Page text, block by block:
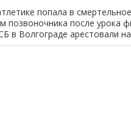
попала в
позвоночника после урока
в Волгограде арестовали